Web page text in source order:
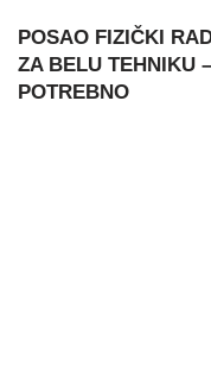
POSAO FIZIČKI
ZA BELU TEHNIKU
POTREBNO